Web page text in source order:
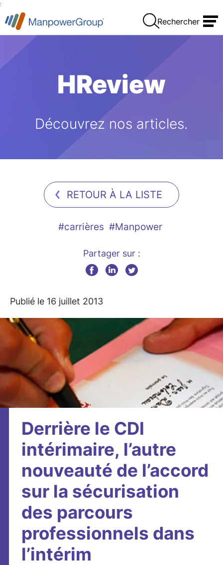
:
Rechercher
HReview
Découvrez nos articles.
RETOUR À LA LISTE
#carrières #Manpower
Partager sur :
Publié le 16 juillet 2013
Derrière le CDI
intérimaire, l’autre
nouveauté de l’accord
sur la sécurisation
des parcours
professionnels dans
l’intérim